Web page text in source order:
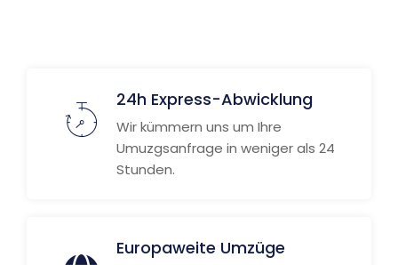
24h Express-Abwicklung
Wir kümmern uns um Ihre
Umuzgsanfrage in weniger als 24
Stunden.
Europaweite Umzüge